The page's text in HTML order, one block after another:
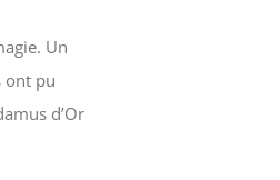
Un
ont pu
d’Or